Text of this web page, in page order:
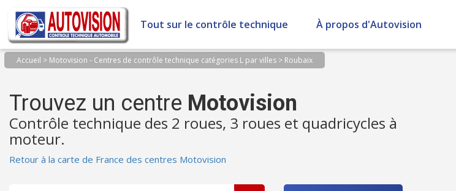
Panneau de gestion des cookies
Tout sur le contrôle technique À propos d'Autovision
Accueil > Motovision - Centres de contrôle technique catégories L par villes> Roubaix
Trouvez un centre Motovision
Contrôle technique des 2 roues, 3 roues et quadricycles à
moteur.
Retour à la carte de France des centres Motovision